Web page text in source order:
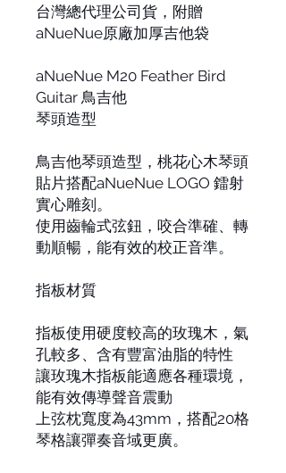
台灣總代理公司貨，附贈
aNueNue原廠加厚吉他袋
aNueNue M20 Feather Bird
Guitar 鳥吉他
琴頭造型
鳥吉他琴頭造型，桃花心木琴頭
貼片搭配aNueNue LOGO 鐳射
實心雕刻。
使用齒輪式弦鈕，咬合準確、轉
動順暢，能有效的校正音準。
指板材質
指板使用硬度較高的玫瑰木，氣
孔較多、含有豐富油脂的特性
讓玫瑰木指板能適應各種環境，
能有效傳導聲音震動
上弦枕寬度為43mm，搭配20格
琴格讓彈奏音域更廣。